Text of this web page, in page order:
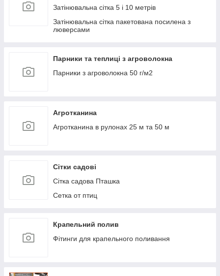
Затінювальна сітка 5 і 10 метрів
Затінювальна сітка пакетована посилена з
люверсами
Парники та теплиці з агроволокна
Парники з агроволокна 50 г/м2
Агротканина
Агротканина в рулонах 25 м та 50 м
Сітки садові
Сітка садова Пташка
Сетка от птиц
Крапельний полив
Фітинги для крапельного поливання